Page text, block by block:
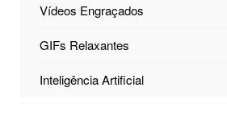
Vídeos Engraçados
GIFs Relaxantes
Inteligência Artificial